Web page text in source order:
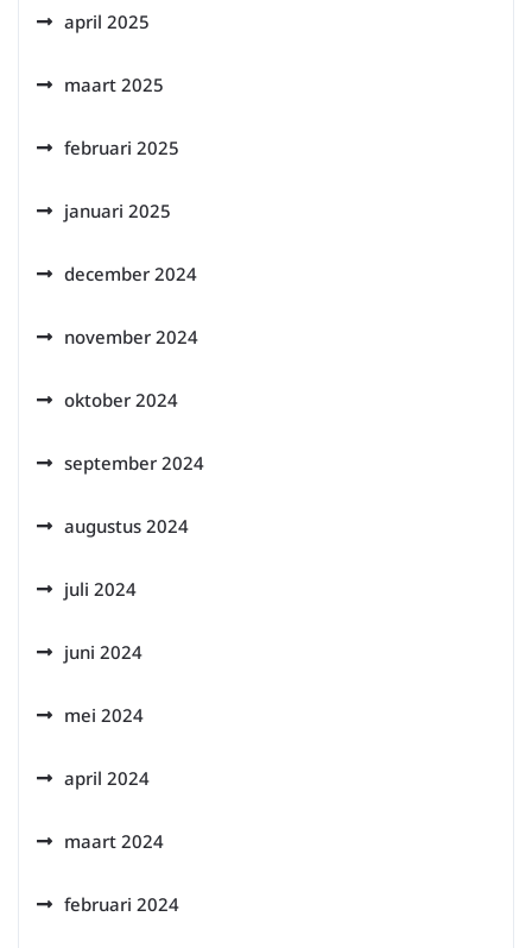
april 2025
maart 2025
februari 2025
januari 2025
december 2024
november 2024
oktober 2024
september 2024
augustus 2024
juli 2024
juni 2024
mei 2024
april 2024
maart 2024
februari 2024